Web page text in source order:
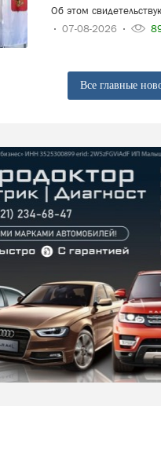
Об этом
07-08-2026
Все главные